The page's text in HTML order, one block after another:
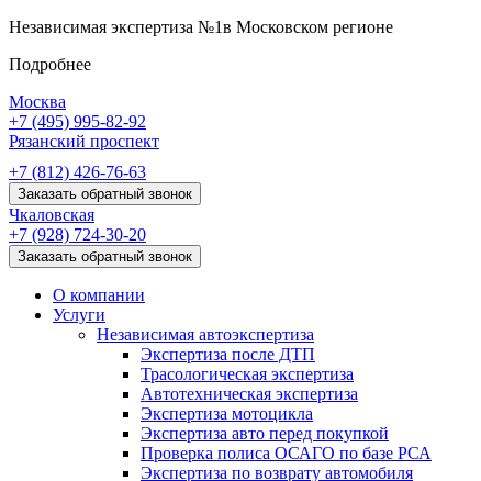
Независимая экспертиза №1в Московском регионе
Подробнее
Москва
+7 (495) 995-82-92
Рязанский проспект
+7 (812) 426-76-63
Заказать обратный звонок
Чкаловская
+7 (928) 724-30-20
Заказать обратный звонок
О компании
Услуги
Независимая автоэкспертиза
Экспертиза после ДТП
Трасологическая экспертиза
Автотехническая экспертиза
Экспертиза мотоцикла
Экспертиза авто перед покупкой
Проверка полиса ОСАГО по базе РСА
Экспертиза по возврату автомобиля